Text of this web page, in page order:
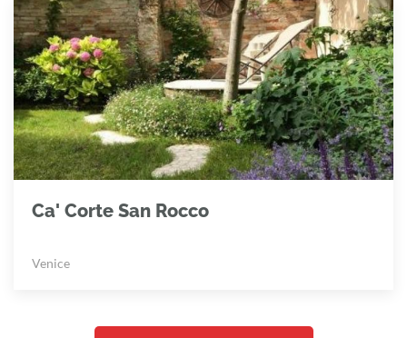
Ca' Corte San Rocco
Venice